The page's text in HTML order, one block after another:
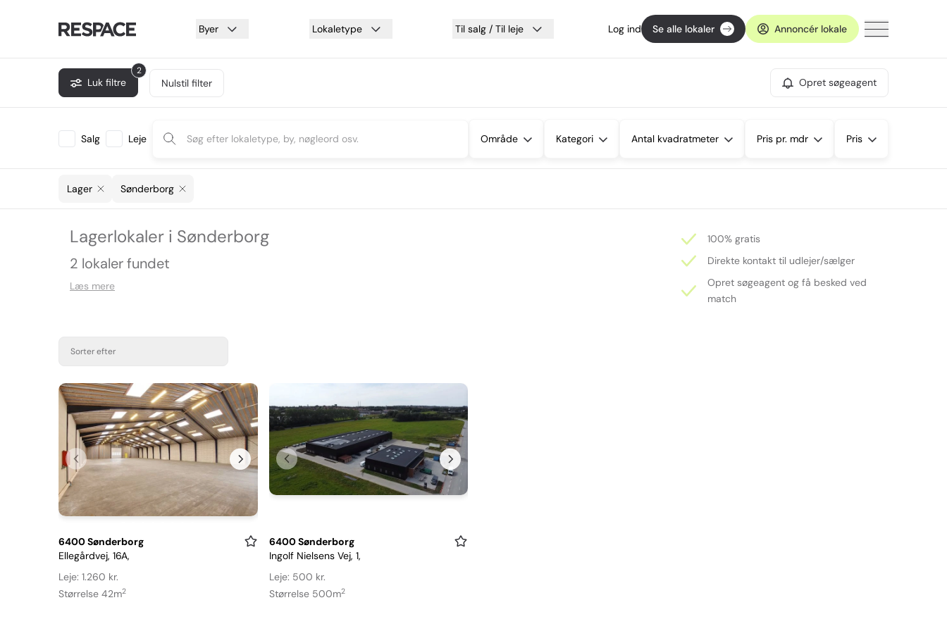
Byer Lokaletype Til salg / Til leje Log ind Se alle lokaler Annoncér lokale
2
Luk filtre Nulstil filter Opret søgeagent
Salg Leje Område Kategori Antal kvadratmeter Pris pr. mdr Pris
Lager Sønderborg
Lagerlokaler i Sønderborg
2 lokaler fundet
Læs mere
100% gratis
Direkte kontakt til udlejer/sælger
Opret søgeagent og få besked ved
match
Sorter efter
Item
1
of
8
6400 Sønderborg
Ellegårdvej, 16A,
Leje: 1.260 kr.
Størrelse 42m2
Item
1
of
23
6400 Sønderborg
Ingolf Nielsens Vej, 1,
Leje: 500 kr.
Størrelse 500m2